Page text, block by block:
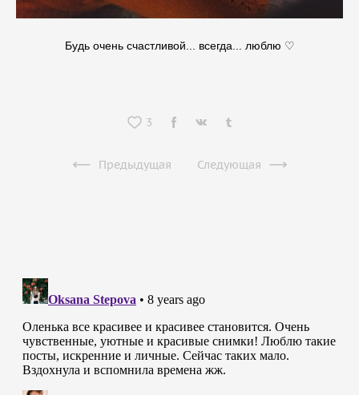
Будь очень счастливой... всегда... люблю ♡
3
Предыдущая Следующая